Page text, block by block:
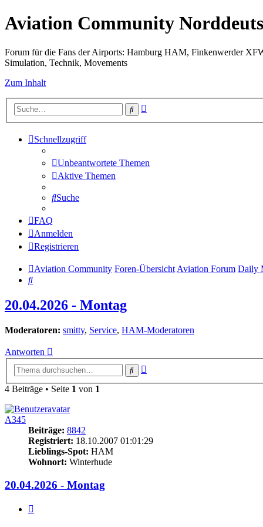
Aviation Community
Forum für die Fans der Airports: Hamburg HAM, Finkenwerder
Simulation, Technik, Movements
Zum Inhalt
Suche
Schnellzugriff
Unbeantwortete Themen
Aktive Themen
Suche
FAQ
Anmelden
Registrieren
Aviation Community Foren-ÜbersichtAviation Forum Daily
Suche
20.04.2026 - Montag
Moderatoren: smitty, Service, HAM-Moderatoren
Antworten
Suche
4 Beiträge • Seite 1 von 1
A345
Beiträge: 8842
Registriert: 18.10.2007 01:01:29
Lieblings-Spot: HAM
Wohnort: Winterhude
20.04.2026 - Montag